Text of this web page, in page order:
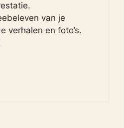
van je
verhalen en foto’s.